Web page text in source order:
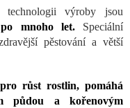
výroby jsou
mnoho let.Speciální
pěstování a větší
růst rostlin, pomáhá
půdou a kořenovým